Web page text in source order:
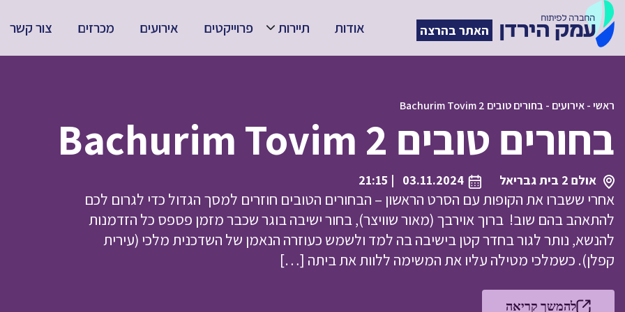
האתר בהרצה אודות תיירות פרוייקטים אירועים מכרזים צור קשר
ראשי-אירועים - בחורים טובים Bachurim Tovim 2
בחורים טובים Bachurim Tovim 2
אולם 2 בית גבריאל 03.11.2024
| 21:15
אחרי ששברו את הקופות עם הסרט הראשון – הבחורים הטובים חוזרים למסך הגדול כדי לגרום לכם
להתאהב בהם שוב! ברוך אוירבך (מאור שוויצר), בחור ישיבה בוגר שכבר מזמן פספס כל הזדמנות
להנשא, נותר לגור בחדר קטן בישיבה בה למד ולשמש כעוזרה הנאמן של השדכנית מלכי (עירית
קפלן). כשמלכי מטילה עליו את המשימה ללוות את ביתה […]
להמשך קריאה